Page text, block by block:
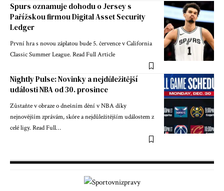
Spurs oznamuje dohodu o Jersey s
Pařížskou firmou Digital Asset Security
Ledger
První hra s novou záplatou bude 5. července v California
Classic Summer League. Read Full Article
Nightly Pulse: Novinky a nejdůležitější
události NBA od 30. prosince
Zůstaňte v obraze o dnešním dění v NBA díky
nejnovějším zprávám, skóre a nejdůležitějším událostem z
celé ligy. Read Full…